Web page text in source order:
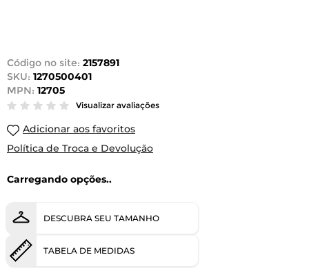
Código no site: 2157891
SKU: 1270500401
MPN: 12705
Visualizar avaliações
Adicionar aos favoritos
Política de Troca e Devolução
Carregando opções..
DESCUBRA SEU TAMANHO
TABELA DE MEDIDAS